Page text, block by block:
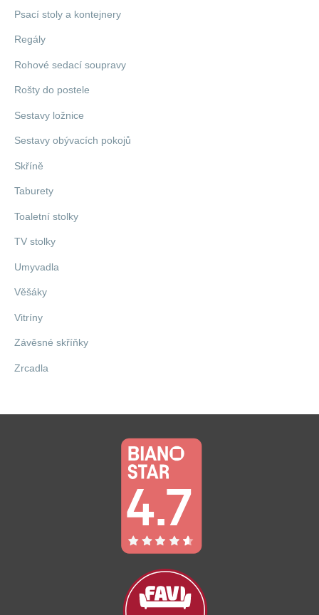
Psací stoly a kontejnery
Regály
Rohové sedací soupravy
Rošty do postele
Sestavy ložnice
Sestavy obývacích pokojů
Skříně
Taburety
Toaletní stolky
TV stolky
Umyvadla
Věšáky
Vitríny
Závěsné skříňky
Zrcadla